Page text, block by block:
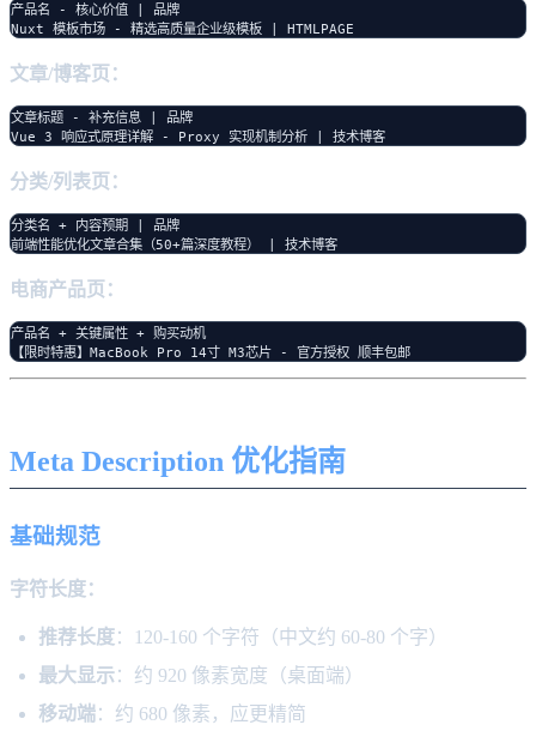
产品名 - 核心价值 | 品牌
文章/博客页：
文章标题 - 补充信息 | 品牌
分类/列表页：
分类名 + 内容预期 | 品牌
电商产品页：
产品名 + 关键属性 + 购买动机
Meta Description 优化指南
基础规范
字符长度：
推荐长度：120-160 个字符（中文约 60-80 个字）
最大显示：约 920 像素宽度（桌面端）
移动端：约 680 像素，应更精简